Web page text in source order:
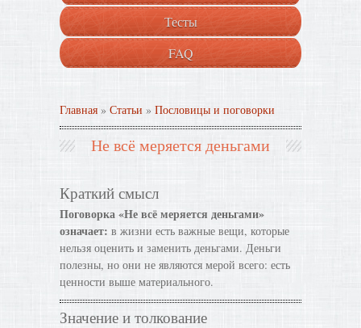
Тесты
FAQ
Главная » Статьи » Пословицы и поговорки
Не всё меряется деньгами
Краткий смысл
Поговорка «Не всё меряется деньгами»
означает: в жизни есть важные вещи, которые
нельзя оценить и заменить деньгами. Деньги
полезны, но они не являются мерой всего: есть
ценности выше материального.
Значение и толкование